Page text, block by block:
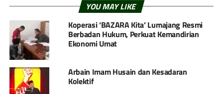
YOU MAY LIKE
Koperasi ‘BAZARA Kita’ Lumajang Resmi
Berbadan Hukum, Perkuat Kemandirian
Ekonomi Umat
Arbain Imam Husain dan Kesadaran
Kolektif